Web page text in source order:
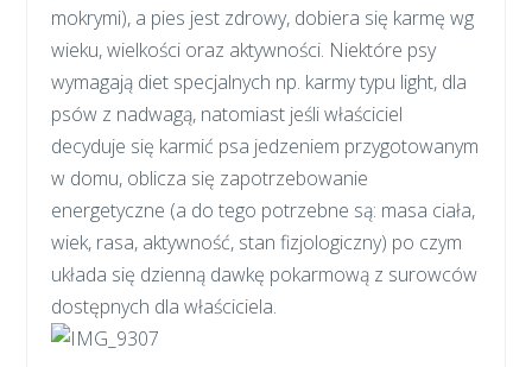
mokrymi), a pies jest zdrowy, dobiera się karmę wg
wieku, wielkości oraz aktywności. Niektóre psy
wymagają diet specjalnych np. karmy typu light, dla
psów z nadwagą, natomiast jeśli właściciel
decyduje się karmić psa jedzeniem przygotowanym
w domu, oblicza się zapotrzebowanie
energetyczne (a do tego potrzebne są: masa ciała,
wiek, rasa, aktywność, stan fizjologiczny) po czym
układa się dzienną dawkę pokarmową z surowców
dostępnych dla właściciela.